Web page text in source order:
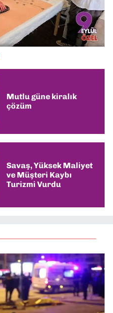
Mutlu güne kiralık
çözüm
Savaş, Yüksek Maliyet
ve Müşteri Kaybı
Turizmi Vurdu